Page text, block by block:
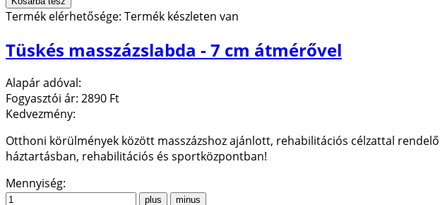
Termék elérhetősége: Termék készleten van
Tüskés masszázslabda - 7 cm átmérővel
Alapár adóval:
Fogyasztói ár: 2890 Ft
Kedvezmény:
Otthoni körülmények között masszázshoz ajánlott, rehabilitációs célzattal
háztartásban, rehabilitációs és sportközpontban!
Mennyiség: